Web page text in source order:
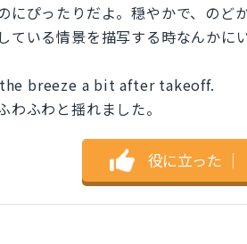
にぴったりだよ。穏やかで、のど
ている情景を描写する時なんかに
breeze a bit after takeoff.
ふわと揺れました。
役に立った ｜